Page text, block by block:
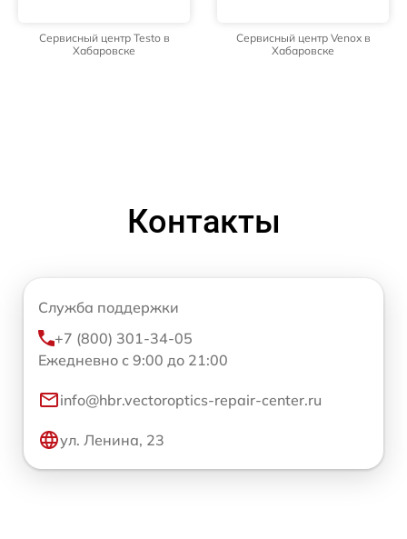
Сервисный центр Testo в
Хабаровске
Сервисный центр Venox в
Хабаровске
Контакты
Служба поддержки
+7 (800) 301-34-05
Ежедневно с 9:00 до 21:00
info@hbr.vectoroptics-repair-center.ru
ул. Ленина, 23